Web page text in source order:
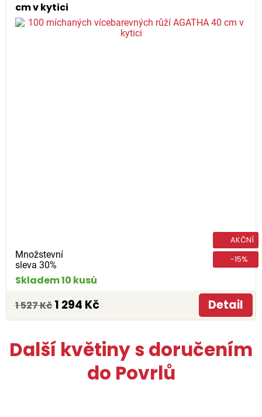
cm v kytici
Množstevní
sleva 30%
AKČNÍ
-15%
Skladem 10 kusů
1 527 Kč 1 294 Kč Detail
Další květiny s doručením
do Povrlů